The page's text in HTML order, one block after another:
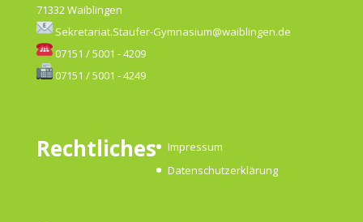
71332 Waiblingen
Sekretariat.Staufer-Gymnasium@waiblingen.de
07151 / 5001 - 4209
07151 / 5001 - 4249
Rechtliches
Impressum
Datenschutzerklärung